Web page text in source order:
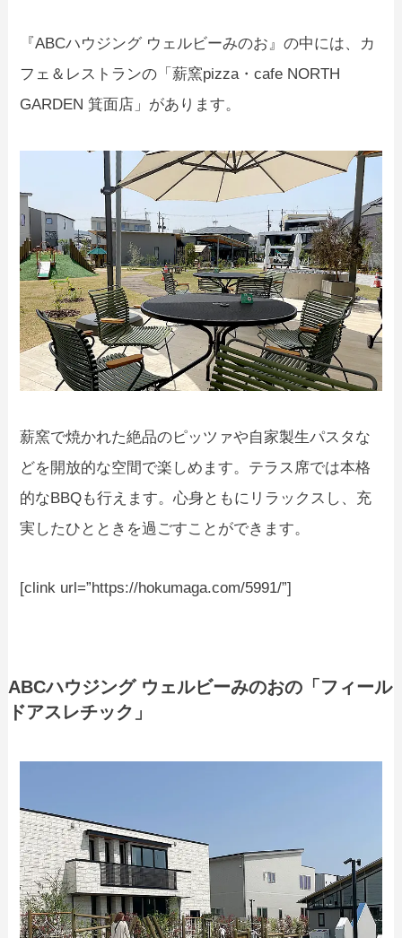
『ABCハウジング ウェルビーみのお』の中には、カ
フェ＆レストランの「薪窯pizza・cafe NORTH
GARDEN 箕面店」があります。
薪窯で焼かれた絶品のピッツァや自家製生パスタな
どを開放的な空間で楽しめます。テラス席では本格
的なBBQも行えます。心身ともにリラックスし、充
実したひとときを過ごすことができます。
[clink url=”https://hokumaga.com/5991/”]
ABCハウジング ウェルビーみのおの「フィール
ドアスレチック」